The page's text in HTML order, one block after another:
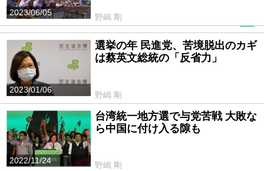
2023/06/05
野嶋 剛
2023/01/06
選挙の年 民進党、苦境脱出のカギ
は蔡英文総統の「反省力」
野嶋 剛
2022/11/24
台湾統一地方選で与党苦戦 大敗な
ら中国に付け入る隙も
野嶋 剛